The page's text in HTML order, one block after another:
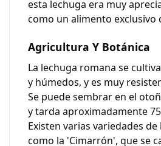
esta lechuga era muy
como un alimento exclusivo
Agricultura Y Botánica
La lechuga romana se
y húmedos, y es muy
Se puede sembrar en el
y tarda aproximadamente
Existen varias variedades
como la 'Cimarrón', que se